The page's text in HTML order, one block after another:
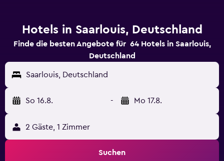
Hotels in Saarlouis, Deutschland
Finde die besten Angebote für 64 Hotels in Saarlouis,
Deutschland
Saarlouis, Deutschland
So 16.8. - Mo 17.8.
2 Gäste, 1 Zimmer
Suchen